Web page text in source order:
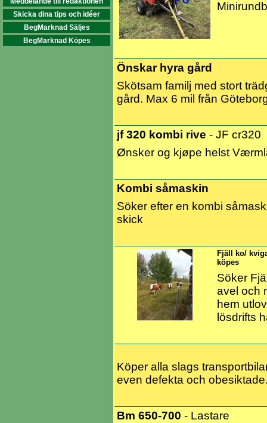
Skicka dina tips och idéer
BegMarknad Säljes
BegMarknad Köpes
Önskar hyra gård
Skötsam familj med stort
gård. Max 6 mil från
jf 320 kombi rive - JF cr320
Ønsker og kjøpe helst
Kombi såmaskin
Söker efter en kombi
skick
Fjäll ko/
köpes
Söker
avel och
hem
lösdrifts
Köper alla slags
even defekta och
Bm 650-700 - Lastare